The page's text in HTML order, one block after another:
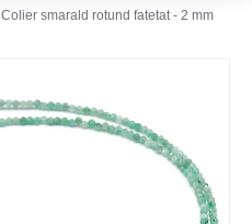
Colier smarald rotund fatetat - 2 mm